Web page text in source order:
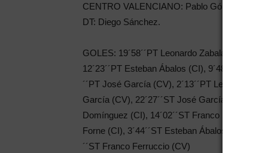
CENTRO VALENCIANO: Pablo Gómez,
DT: Diego Sánchez.
GOLES: 19´58´´PT Leonardo Zabala (CI),
12´23´´PT Esteban Ábalos (CI), 9´48´´PT
´´PT José García (CV), 2´13´´PT Leo Zabala
García (CV), 22´27´´ST José García (CV),
Domínguez (CI), 14´02´´ST Franco Ferruccio
Forne (CI), 3´44´´ST Esteban Ábalos (CI),
´´ST Franco Ferruccio (CV)